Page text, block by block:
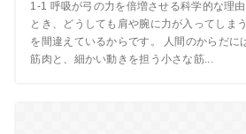
1-1 呼吸が弓の力を倍増させる科学的な理
とき、どうしても肩や腕に力が入ってしま
を間違えているからです。 人間のからだに
筋肉と、細かい動きを担う小さな筋...